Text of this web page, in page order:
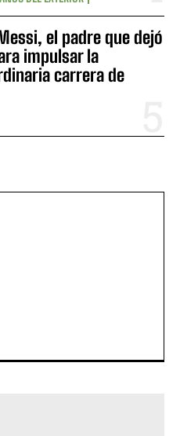
el padre que dejó
impulsar la
carrera de